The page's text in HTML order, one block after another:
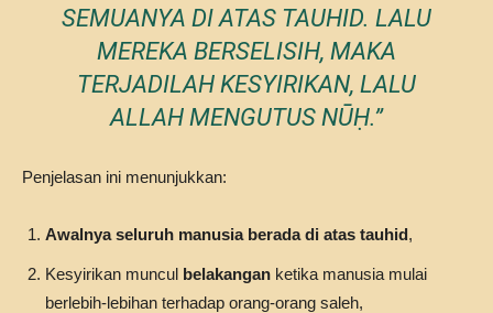
SEMUANYA DI ATAS TAUHID. LALU
MEREKA BERSELISIH, MAKA
TERJADILAH KESYIRIKAN, LALU
ALLAH MENGUTUS NŪḤ.”
Penjelasan ini menunjukkan:
Awalnya seluruh manusia berada di atas tauhid,
Kesyirikan muncul belakangan ketika manusia mulai
berlebih-lebihan terhadap orang-orang saleh,